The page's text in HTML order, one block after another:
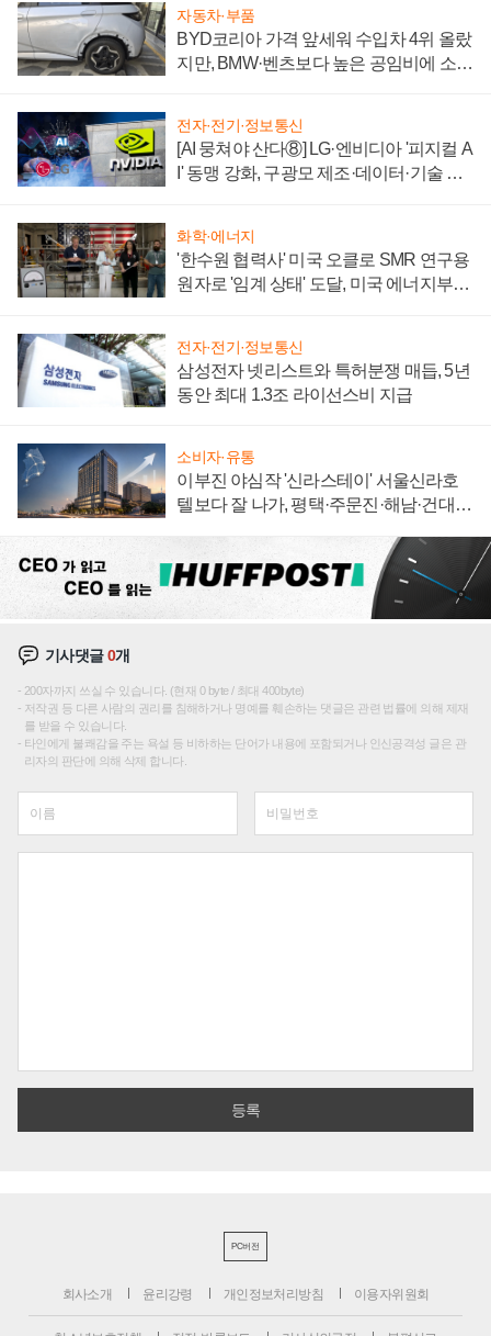
자동차·부품
BYD코리아 가격 앞세워 수입차 4위 올랐
지만, BMW·벤츠보다 높은 공임비에 소비
전자·전기·정보통신
[AI 뭉쳐야 산다⑧] LG·엔비디아 '피지컬 A
I' 동맹 강화, 구광모 제조·데이터·기술 결
화학·에너지
'한수원 협력사' 미국 오클로 SMR 연구용
원자로 '임계 상태' 도달, 미국 에너지부
전자·전기·정보통신
삼성전자 넷리스트와 특허분쟁 매듭, 5년
동안 최대 1.3조 라이선스비 지급
소비자·유통
이부진 야심작 '신라스테이' 서울신라호
텔보다 잘 나가, 평택·주문진·해남·건대로
기사댓글0개
200자까지 쓰실 수 있습니다. (현재 0 byte / 최대 400byte)
저작권 등 다른 사람의 권리를 침해하거나 명예를 훼손하는 댓글은 관련 법률에 의해 제재
를 받을 수 있습니다.
타인에게 불쾌감을 주는 욕설 등 비하하는 단어가 내용에 포함되거나 인신공격성 글은 관
리자의 판단에 의해 삭제 합니다.
PC버전
회사소개 윤리강령 개인정보처리방침 이용자위원회